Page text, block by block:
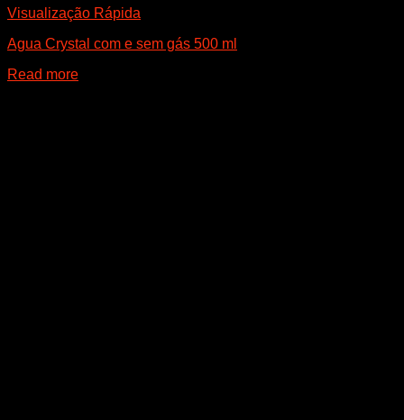
Visualização Rápida
Agua Crystal com e sem gás 500 ml
Read more